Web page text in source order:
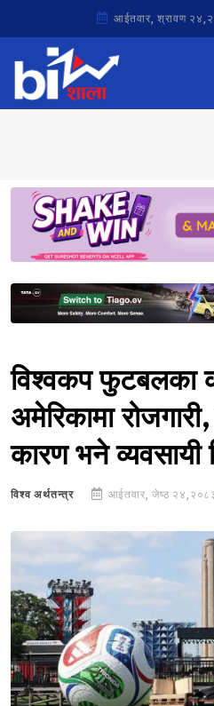
आईतवार, श्रावण
विश्वकप फुटबलका
अमेरिकामा
कारण भने व्यवसायी
विश्व अर्थतन्त्र आईतवार, जेष्ठ